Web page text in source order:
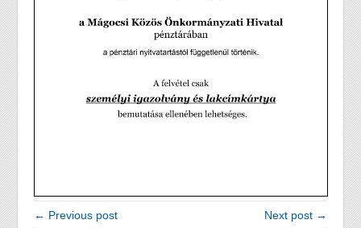
← Previous post Next post →